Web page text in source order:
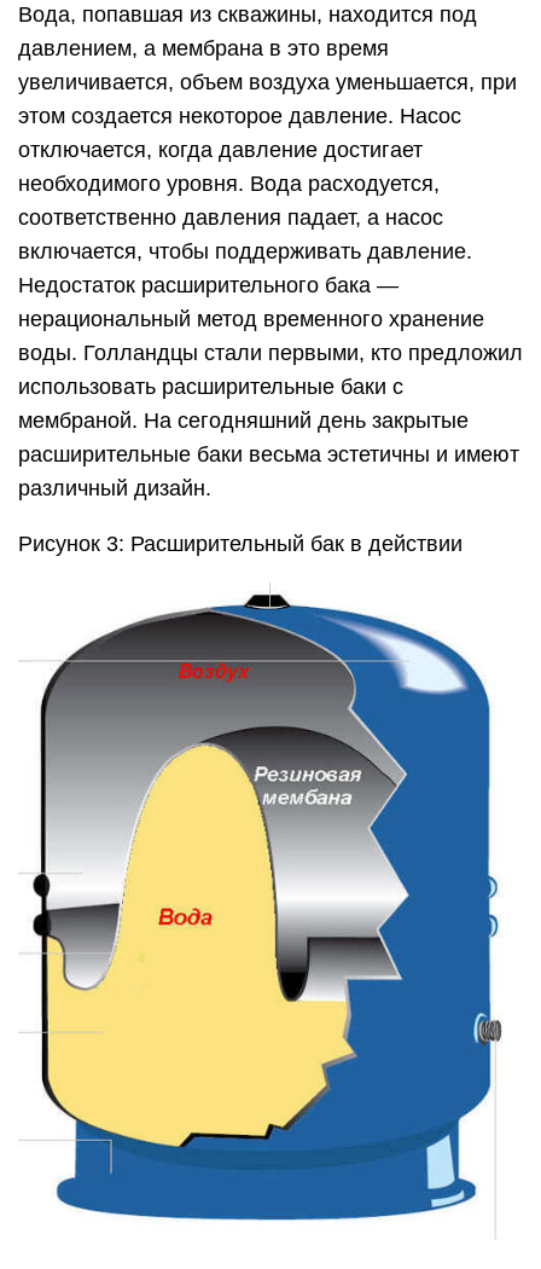
Вода, попавшая из скважины, находится под
давлением, а мембрана в это время
увеличивается, объем воздуха уменьшается, при
этом создается некоторое давление. Насос
отключается, когда давление достигает
необходимого уровня. Вода расходуется,
соответственно давления падает, а насос
включается, чтобы поддерживать давление.
Недостаток расширительного бака —
нерациональный метод временного хранение
воды. Голландцы стали первыми, кто предложил
использовать расширительные баки с
мембраной. На сегодняшний день закрытые
расширительные баки весьма эстетичны и имеют
различный дизайн.
Рисунок 3: Расширительный бак в действии